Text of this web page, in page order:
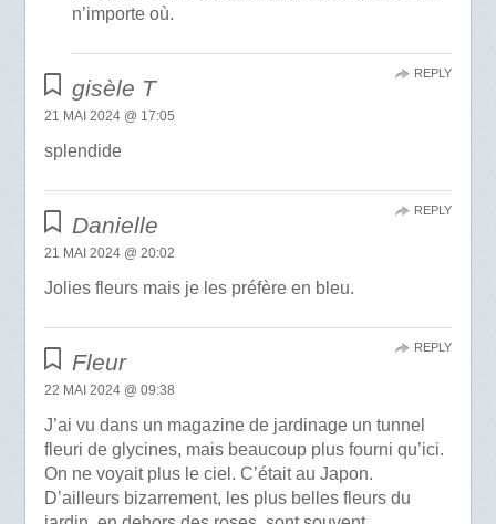
n’importe où.
gisèle T
21 MAI 2024 @ 17:05
splendide
REPLY
Danielle
21 MAI 2024 @ 20:02
Jolies fleurs mais je les préfère en bleu.
REPLY
Fleur
22 MAI 2024 @ 09:38
J’ai vu dans un magazine de jardinage un tunnel
fleuri de glycines, mais beaucoup plus fourni qu’ici.
On ne voyait plus le ciel. C’était au Japon.
D’ailleurs bizarrement, les plus belles fleurs du
REPLY